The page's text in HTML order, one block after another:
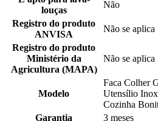
louças
Não
Registro do produto
ANVISA
Não se aplica
Registro do produto
Ministério da
Agricultura (MAPA)
Não se aplica
Modelo
Faca Colher
Utensílio
Cozinha
Garantia
3 meses